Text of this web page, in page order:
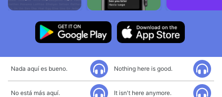
Nada aquí es bueno. Nothing here is good.
No está más aquí. It isn't here anymore.